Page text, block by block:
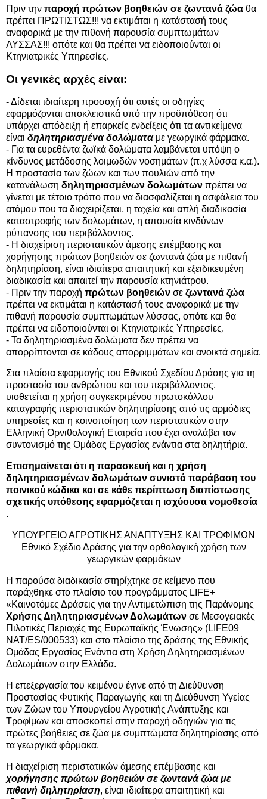
Πριν την παροχή πρώτων βοηθειών σε ζωντανά ζώα θα
πρέπει ΠΡΩΤΙΣΤΩΣ!!! να εκτιμάται η κατάστασή τους
αναφορικά με την πιθανή παρουσία συμπτωμάτων
ΛΥΣΣΑΣ!!! οπότε και θα πρέπει να ειδοποιούνται οι
Κτηνιατρικές Υπηρεσίες.
Οι γενικές αρχές είναι:
- Δίδεται ιδιαίτερη προσοχή ότι αυτές οι οδηγίες
εφαρμόζονται αποκλειστικά υπό την προϋπόθεση ότι
υπάρχει απόδειξη ή επαρκείς ενδείξεις ότι τα αντικείμενα
είναι δηλητηριασμένα δολώματαμε γεωργικά φάρμακα.
- Για τα ευρεθέντα ζωϊκά δολώματα λαμβάνεται υπόψη ο
κίνδυνος μετάδοσης λοιμωδών νοσημάτων (π.χ λύσσα κ.α.).
Η προστασία των ζώων και των πουλιών από την
κατανάλωση δηλητηριασμένων δολωμάτων πρέπει να
γίνεται με τέτοιο τρόπο που να διασφαλίζεται η ασφάλεια του
ατόμου που τα διαχειρίζεται, η ταχεία και απλή διαδικασία
καταστροφής των δολωμάτων, η απουσία κινδύνων
ρύπανσης του περιβάλλοντος.
- Η διαχείριση περιστατικών άμεσης επέμβασης και
χορήγησης πρώτων βοηθειών σε ζωντανά ζώα με πιθανή
δηλητηρίαση, είναι ιδιαίτερα απαιτητική και εξειδικευμένη
διαδικασία και απαιτεί την παρουσία κτηνιάτρου.
- Πριν την παροχή πρώτων βοηθειών σε ζωντανά ζώα
πρέπει να εκτιμάται η κατάστασή τους αναφορικά με την
πιθανή παρουσία συμπτωμάτων λύσσας, οπότε και θα
πρέπει να ειδοποιούνται οι Κτηνιατρικές Υπηρεσίες.
- Τα δηλητηριασμένα δολώματα δεν πρέπει να
απορρίπτονται σε κάδους απορριμμάτων και ανοικτά σημεία.
Στα πλαίσια εφαρμογής του Εθνικού Σχεδίου Δράσης για τη
προστασία του ανθρώπου και του περιβάλλοντος,
υιοθετείται η χρήση συγκεκριμένου πρωτοκόλλου
καταγραφής περιστατικών δηλητηρίασης από τις αρμόδιες
υπηρεσίες και η κοινοποίηση των περιστατικών στην
Ελληνική Ορνιθολογική Εταιρεία που έχει αναλάβει τον
συντονισμό της Ομάδας Εργασίας ενάντια στα δηλητήρια.
Επισημαίνεται ότι η παρασκευή και η χρήση
δηλητηριασμένων δολωμάτων συνιστά παράβαση του
ποινικού κώδικα και σε κάθε περίπτωση διαπίστωσης
σχετικής υπόθεσης εφαρμόζεται η ισχύουσα νομοθεσία
.
ΥΠΟΥΡΓΕΙΟ ΑΓΡΟΤΙΚΗΣ ΑΝΑΠΤΥΞΗΣ ΚΑΙ ΤΡΟΦΙΜΩΝ
Εθνικό Σχέδιο Δράσης για την ορθολογική χρήση των
γεωργικών φαρμάκων
Η παρούσα διαδικασία στηρίχτηκε σε κείμενο που
παράχθηκε στο πλαίσιο του προγράμματος LIFE+
«Καινοτόμες Δράσεις για την Αντιμετώπιση της Παράνομης
Χρήσης Δηλητηριασμένων Δολωμάτων σε Μεσογειακές
Πιλοτικές Περιοχές της Ευρωπαϊκής Ένωσης» (LIFE09
NAT/ES/000533) και στο πλαίσιο της δράσης της Εθνικής
Ομάδας Εργασίας Ενάντια στη Χρήση Δηλητηριασμένων
Δολωμάτων στην Ελλάδα.
Η επεξεργασία του κειμένου έγινε από τη Διεύθυνση
Προστασίας Φυτικής Παραγωγής και τη Διεύθυνση Υγείας
των Ζώων του Υπουργείου Αγροτικής Ανάπτυξης και
Τροφίμων και αποσκοπεί στην παροχή οδηγιών για τις
πρώτες βοήθειες σε ζώα με συμπτώματα δηλητηρίασης από
τα γεωργικά φάρμακα.
Η διαχείριση περιστατικών άμεσης επέμβασης και
χορήγησης πρώτων βοηθειών σε ζωντανά ζώα με
πιθανή δηλητηρίαση, είναι ιδιαίτερα απαιτητική και